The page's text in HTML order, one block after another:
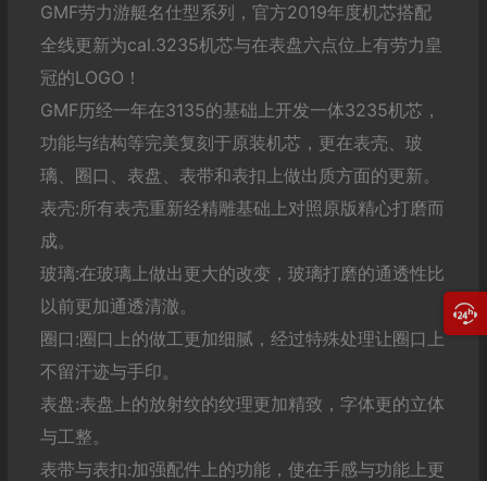
GMF劳力游艇名仕型系列，官方2019年度机芯搭配
全线更新为cal.3235机芯与在表盘六点位上有劳力皇
冠的LOGO！
GMF历经一年在3135的基础上开发一体3235机芯，
功能与结构等完美复刻于原装机芯，更在表壳、玻
璃、圈口、表盘、表带和表扣上做出质方面的更新。
表壳:所有表壳重新经精雕基础上对照原版精心打磨而
成。
玻璃:在玻璃上做出更大的改变，玻璃打磨的通透性比
以前更加通透清澈。
圈口:圈口上的做工更加细腻，经过特殊处理让圈口上
不留汗迹与手印。
表盘:表盘上的放射纹的纹理更加精致，字体更的立体
与工整。
表带与表扣:加强配件上的功能，使在手感与功能上更